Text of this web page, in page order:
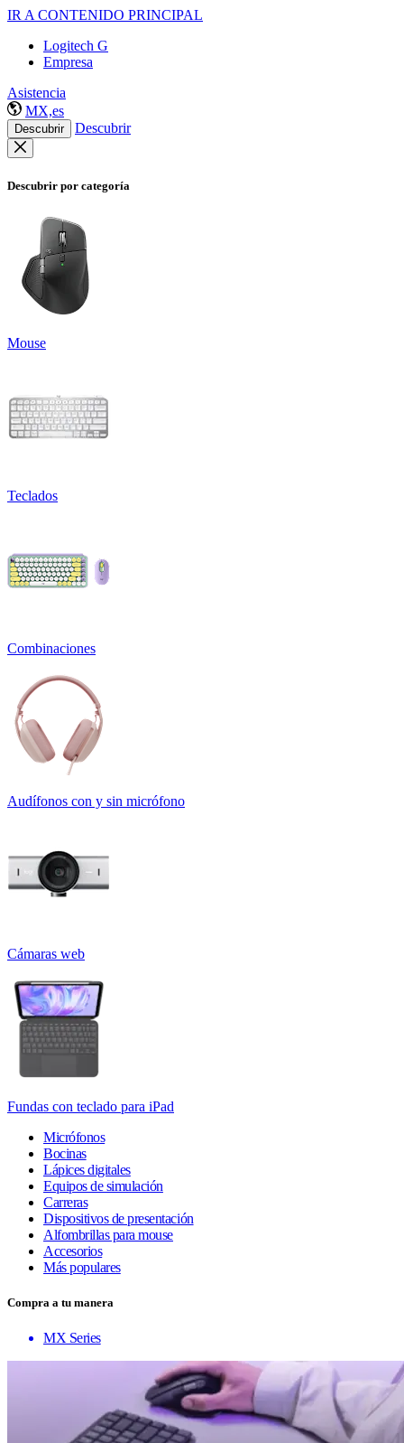
IR A CONTENIDO PRINCIPAL
Logitech G
Empresa
Asistencia
MX,es
Descubrir Descubrir
Descubrir por categoría
Mouse
Teclados
Combinaciones
Audífonos con y sin micrófono
Cámaras web
Fundas con teclado para iPad
Micrófonos
Bocinas
Lápices digitales
Equipos de simulación
Carreras
Dispositivos de presentación
Alfombrillas para mouse
Accesorios
Más populares
Compra a tu manera
MX Series